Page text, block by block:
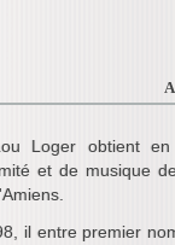
Loger obtient
et de musique
il entre premier